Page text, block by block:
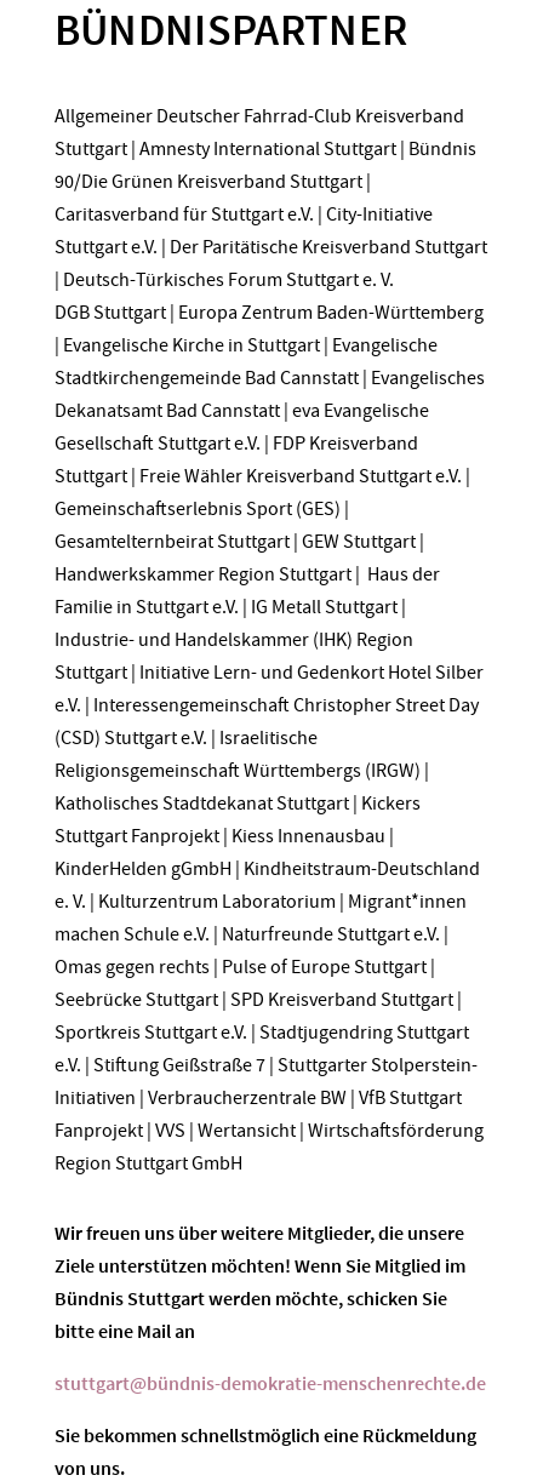
BÜNDNISPARTNER
Allgemeiner Deutscher Fahrrad-Club Kreisverband
Stuttgart | Amnesty International Stuttgart | Bündnis
90/Die Grünen Kreisverband Stuttgart |
Caritasverband für Stuttgart e.V. | City-Initiative
Stuttgart e.V. | Der Paritätische Kreisverband Stuttgart
| Deutsch-Türkisches Forum Stuttgart e. V.
DGB Stuttgart | Europa Zentrum Baden-Württemberg
| Evangelische Kirche in Stuttgart | Evangelische
Stadtkirchengemeinde Bad Cannstatt | Evangelisches
Dekanatsamt Bad Cannstatt | eva Evangelische
Gesellschaft Stuttgart e.V. | FDP Kreisverband
Stuttgart | Freie Wähler Kreisverband Stuttgart e.V. |
Gemeinschaftserlebnis Sport (GES) |
Gesamtelternbeirat Stuttgart | GEW Stuttgart |
Handwerkskammer Region Stuttgart | Haus der
Familie in Stuttgart e.V. | IG Metall Stuttgart |
Industrie- und Handelskammer (IHK) Region
Stuttgart | Initiative Lern- und Gedenkort Hotel Silber
e.V. | Interessengemeinschaft Christopher Street Day
(CSD) Stuttgart e.V. | Israelitische
Religionsgemeinschaft Württembergs (IRGW) |
Katholisches Stadtdekanat Stuttgart | Kickers
Stuttgart Fanprojekt | Kiess Innenausbau |
KinderHelden gGmbH | Kindheitstraum-Deutschland
e. V. | Kulturzentrum Laboratorium | Migrant*innen
machen Schule e.V. | Naturfreunde Stuttgart e.V. |
Omas gegen rechts| Pulse of Europe Stuttgart |
Seebrücke Stuttgart | SPD Kreisverband Stuttgart |
Sportkreis Stuttgart e.V. | Stadtjugendring Stuttgart
e.V. | Stiftung Geißstraße 7| Stuttgarter Stolperstein-
Initiativen | Verbraucherzentrale BW | VfB Stuttgart
Fanprojekt | VVS | Wertansicht | Wirtschaftsförderung
Region Stuttgart GmbH
Wir freuen uns über weitere Mitglieder, die unsere
Ziele unterstützen möchten! Wenn Sie Mitglied im
Bündnis Stuttgart werden möchte, schicken Sie
bitte eine Mail an
stuttgart@bündnis-demokratie-menschenrechte.de
Sie bekommen schnellstmöglich eine Rückmeldung
von uns.